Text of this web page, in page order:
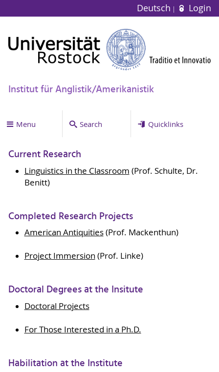
Deutsch Login
Institut für Anglistik/Amerikanistik
Menu Search Quicklinks
Current Research
Linguistics in the Classroom (Prof. Schulte, Dr.
Benitt)
Completed Research Projects
American Antiquities(Prof. Mackenthun)
Project Immersion (Prof. Linke)
Doctoral Degrees at the Insitute
Doctoral Projects
For Those Interested in a Ph.D.
Habilitation at the Institute